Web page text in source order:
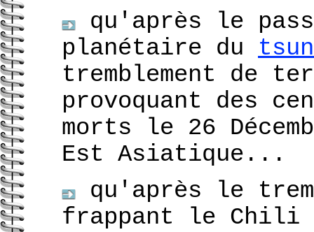
qu'après le
planétaire du
tremblement de
provoquant des
morts le 26
Est Asiatique ...
qu'après le
frappant le Chili